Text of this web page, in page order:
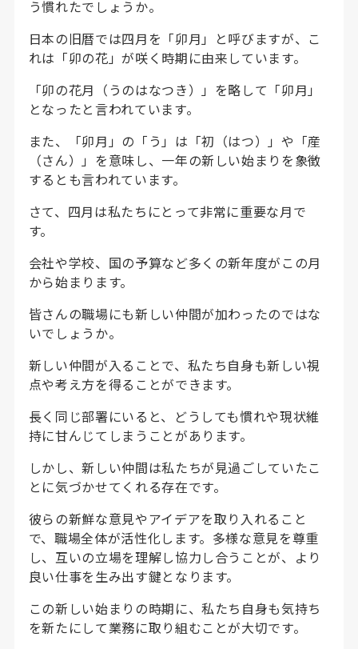
う慣れたでしょうか。
日本の旧暦では四月を「卯月」と呼びますが、こ
れは「卯の花」が咲く時期に由来しています。
「卯の花月（うのはなつき）」を略して「卯月」
となったと言われています。
また、「卯月」の「う」は「初（はつ）」や「産
（さん）」を意味し、一年の新しい始まりを象徴
するとも言われています。
さて、四月は私たちにとって非常に重要な月で
す。
会社や学校、国の予算など多くの新年度がこの月
から始まります。
皆さんの職場にも新しい仲間が加わったのではな
いでしょうか。
新しい仲間が入ることで、私たち自身も新しい視
点や考え方を得ることができます。
長く同じ部署にいると、どうしても慣れや現状維
持に甘んじてしまうことがあります。
しかし、新しい仲間は私たちが見過ごしていたこ
とに気づかせてくれる存在です。
彼らの新鮮な意見やアイデアを取り入れること
で、職場全体が活性化します。多様な意見を尊重
し、互いの立場を理解し協力し合うことが、より
良い仕事を生み出す鍵となります。
この新しい始まりの時期に、私たち自身も気持ち
を新たにして業務に取り組むことが大切です。